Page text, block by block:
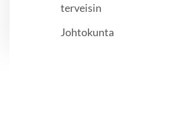
terveisin
Johtokunta